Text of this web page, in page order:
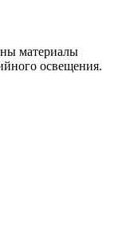
материалы
освещения.